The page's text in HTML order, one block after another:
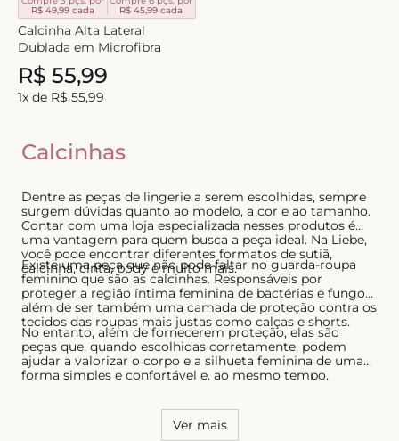
R$ 49,99cada
R$ 45,99 cada
Calcinha Alta Lateral
Dublada em Microfibra
R$ 55,99
1x de R$ 55,99
Calcinhas
Dentre as peças de lingerie a serem escolhidas, sempre
surgem dúvidas quanto ao modelo, a cor e ao tamanho.
Contar com uma loja especializada nesses produtos é
uma vantagem para quem busca a peça ideal. Na Liebe,
você pode encontrar diferentes formatos de sutiã,
calcinha, cinta, body e muito mais.
Existe uma peça que não pode faltar no guarda-roupa
feminino que são as calcinhas. Responsáveis por
proteger a região íntima feminina de bactérias e fungos,
além de ser também uma camada de proteção contra os
tecidos das roupas mais justas como calças e shorts.
No entanto, além de fornecerem proteção, elas são
peças que, quando escolhidas corretamente, podem
ajudar a valorizar o corpo e a silhueta feminina de uma
forma simples e confortável e, ao mesmo tempo,
caimento, tanto para as calcinhas quanto para os sutiãs.
Ver mais
biquini
short doll